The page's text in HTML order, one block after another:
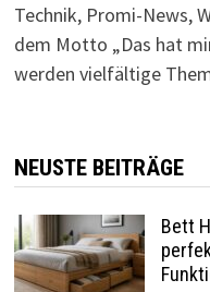
Technik, Promi-News,
dem Motto „Das hat
werden vielfältige
NEUSTE BEITRÄGE
Bett